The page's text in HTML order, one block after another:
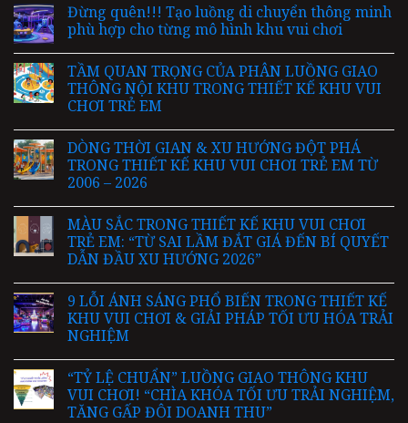
Đừng quên!!! Tạo luồng di chuyển thông minh
phù hợp cho từng mô hình khu vui chơi
TẦM QUAN TRỌNG CỦA PHÂN LUỒNG GIAO
THÔNG NỘI KHU TRONG THIẾT KẾ KHU VUI
CHƠI TRẺ EM
DÒNG THỜI GIAN & XU HƯỚNG ĐỘT PHÁ
TRONG THIẾT KẾ KHU VUI CHƠI TRẺ EM TỪ
2006 – 2026
MÀU SẮC TRONG THIẾT KẾ KHU VUI CHƠI
TRẺ EM: “TỪ SAI LẦM ĐẮT GIÁ ĐẾN BÍ QUYẾT
DẪN ĐẦU XU HƯỚNG 2026”
9 LỖI ÁNH SÁNG PHỔ BIẾN TRONG THIẾT KẾ
KHU VUI CHƠI & GIẢI PHÁP TỐI ƯU HÓA TRẢI
NGHIỆM
“TỶ LỆ CHUẨN” LUỒNG GIAO THÔNG KHU
VUI CHƠI! “CHÌA KHÓA TỐI ƯU TRẢI NGHIỆM,
TĂNG GẤP ĐÔI DOANH THU”